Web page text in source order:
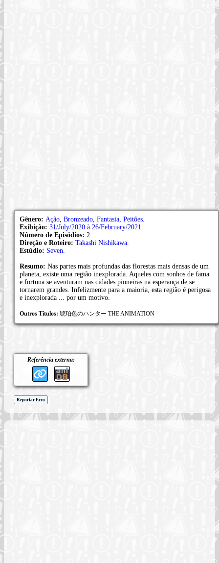
Gênero: Ação Bronzeado Fantasia Peitões
Exibição: 31/July/2020 à 26/February/2021
Número de Episódios: 2
Direção e Roteiro: Takashi Nishikawa
Estúdio: Seven
Resumo: Nas partes mais profundas das florestas mais densas de um
planeta, existe uma região inexplorada. Aqueles com sonhos de fama
e fortuna se aventuram nas cidades pioneiras na esperança de se
tornarem grandes. Infelizmente para a maioria, esta região é perigosa
e inexplorada ... por um motivo.
Outros Títulos: 琥珀色のハンター THE ANIMATION
Referência externa:
Reportar Erro